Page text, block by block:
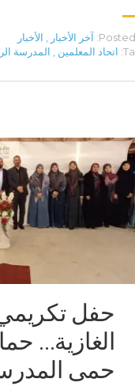
Posted آخر الأخبار
الأخبار
اتحاد المعلمين المدرسة
حفل
الغازية…
حمى